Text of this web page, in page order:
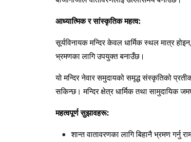
आध्यात्मिक र सांस्कृतिक महत्व:
सूर्यविनायक मन्दिर केवल धार्मिक स्थल मात्र
भ्रमणका लागि उपयुक्त बनाउँछ।
यो मन्दिर नेवार समुदायको समृद्ध संस्कृतिको
सकिन्छ। मन्दिर क्षेत्र धार्मिक तथा सामुदायिक
महत्वपूर्ण सुझावहरू:
शान्त वातावरणका लागि बिहानै भ्रमण गर्नु